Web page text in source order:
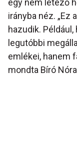
egy nem létező
irányba néz. „Ez
hazudik.
legutóbbi
emlékei, hanem
mondta Bíró